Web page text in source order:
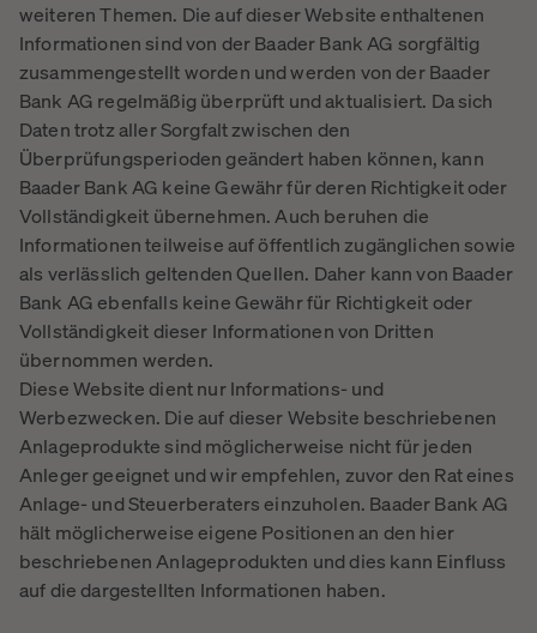
weiteren Themen. Die auf dieser Website enthaltenen
Informationen sind von der Baader Bank AG sorgfältig
zusammengestellt worden und werden von der Baader
Bank AG regelmäßig überprüft und aktualisiert. Da sich
Daten trotz aller Sorgfalt zwischen den
Überprüfungsperioden geändert haben können, kann
Baader Bank AG keine Gewähr für deren Richtigkeit oder
Vollständigkeit übernehmen. Auch beruhen die
Informationen teilweise auf öffentlich zugänglichen sowie
als verlässlich geltenden Quellen. Daher kann von Baader
Bank AG ebenfalls keine Gewähr für Richtigkeit oder
Vollständigkeit dieser Informationen von Dritten
übernommen werden.
Diese Website dient nur Informations- und
Werbezwecken. Die auf dieser Website beschriebenen
Anlageprodukte sind möglicherweise nicht für jeden
Anleger geeignet und wir empfehlen, zuvor den Rat eines
Anlage- und Steuerberaters einzuholen. Baader Bank AG
hält möglicherweise eigene Positionen an den hier
beschriebenen Anlageprodukten und dies kann Einfluss
auf die dargestellten Informationen haben.